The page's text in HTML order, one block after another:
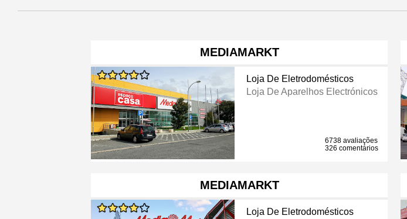
MEDIAMARKT
Loja De Eletrodomésticos
Loja De Aparelhos Electrónicos
6738 avaliações
326 comentários
MEDIAMARKT
Loja De Eletrodomésticos